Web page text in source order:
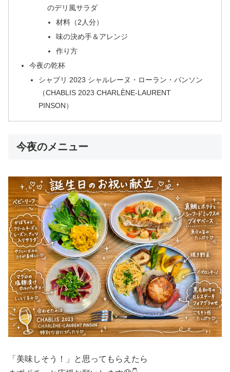
のデリ風サラダ
材料（2人分）
味の決め手＆アレンジ
作り方
今夜の乾杯
シャブリ 2023 シャルレーヌ・ローラン・パンソン
（CHABLIS 2023 CHARLÈNE-LAURENT
PINSON）
今夜のメニュー
「美味しそう！」と思ってもらえたら